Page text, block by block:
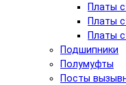
Платы
Платы
Платы
Подшипники
Полумуфты
Посты